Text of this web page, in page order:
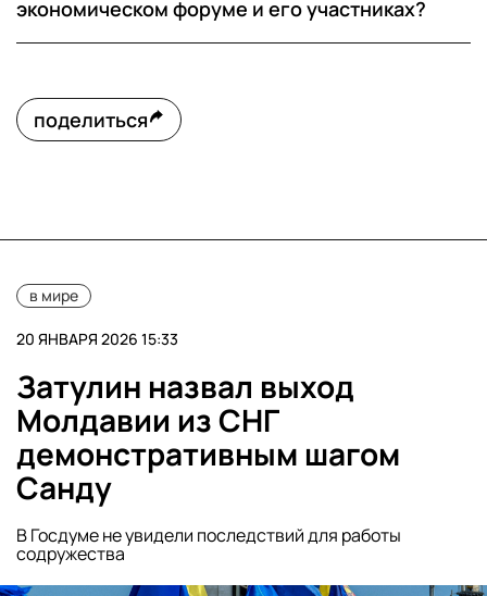
экономическом форуме и его участниках?
поделиться
в мире
20 ЯНВАРЯ 2026 15:33
Затулин назвал выход
Молдавии из СНГ
демонстративным шагом
Санду
В Госдуме не увидели последствий для работы
содружества